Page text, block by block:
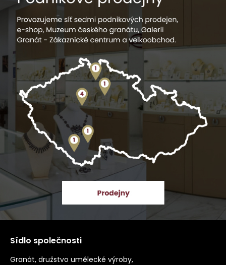
Sídlo společnosti
Granát, družstvo umělecké výroby,